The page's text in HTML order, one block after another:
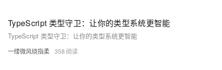
TypeScript 类型守卫：让你的类型系统更智能
TypeScript 类型守卫：让你的类型系统更智能
一缕微风绕指柔 358